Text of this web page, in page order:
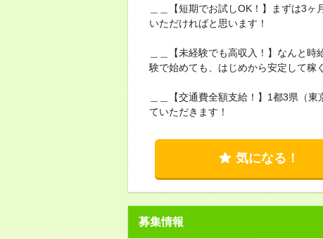
＿＿【短期でお試しOK！】まずは3
いただければと思います！
＿＿【未経験でも高収入！】なんと
験で始めても、はじめから安定して稼
＿＿【交通費全額支給！】1都3県（
ていただきます！
気になる！
募集情報